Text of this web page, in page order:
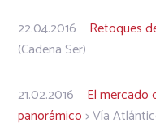
22.04.2016 Retoques
(Cadena Ser)
21.02.2016 El mercado
panorámico> Vía